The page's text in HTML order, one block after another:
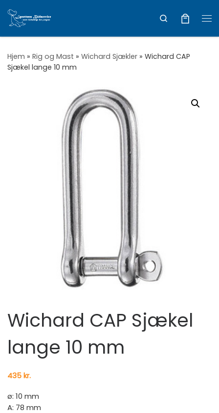
Vis hele indholdet
Search
Hjem » Rig og Mast » Wichard Sjækler » Wichard CAP
Sjækel lange 10 mm
Wichard CAP Sjækel
lange 10 mm
435kr.
ø: 10 mm
A: 78 mm